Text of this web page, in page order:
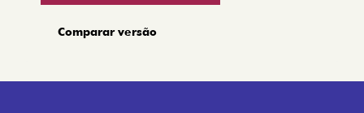
Comparar versão